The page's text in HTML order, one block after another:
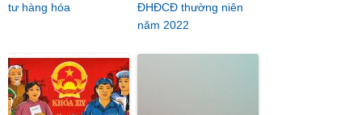
tư hàng hóa
ĐHĐCĐ thường niên
năm 2022